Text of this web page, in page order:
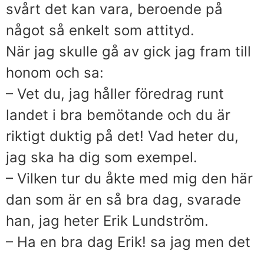
svårt det kan vara, beroende på
något så enkelt som attityd.
När jag skulle gå av gick jag fram till
honom och sa:
– Vet du, jag håller föredrag runt
landet i bra bemötande och du är
riktigt duktig på det! Vad heter du,
jag ska ha dig som exempel.
– Vilken tur du åkte med mig den här
dan som är en så bra dag, svarade
han, jag heter Erik Lundström.
– Ha en bra dag Erik! sa jag men det